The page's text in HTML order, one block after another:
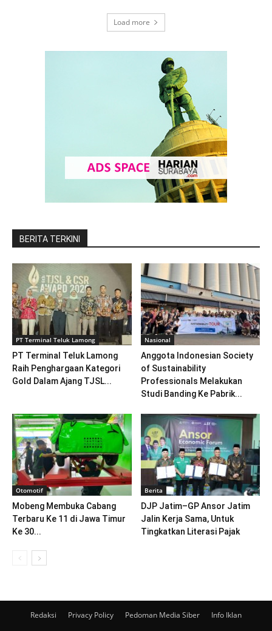
Load more
BERITA TERKINI
PT Terminal Teluk Lamong
PT Terminal Teluk Lamong
Raih Penghargaan Kategori
Gold Dalam Ajang TJSL...
Nasional
Anggota Indonesian Society
of Sustainability
Professionals Melakukan
Studi Banding Ke Pabrik...
Otomotif
Mobeng Membuka Cabang
Terbaru Ke 11 di Jawa Timur
Ke 30...
Berita
DJP Jatim–GP Ansor Jatim
Jalin Kerja Sama, Untuk
Tingkatkan Literasi Pajak
Redaksi Privacy Policy Pedoman Media Siber Info Iklan